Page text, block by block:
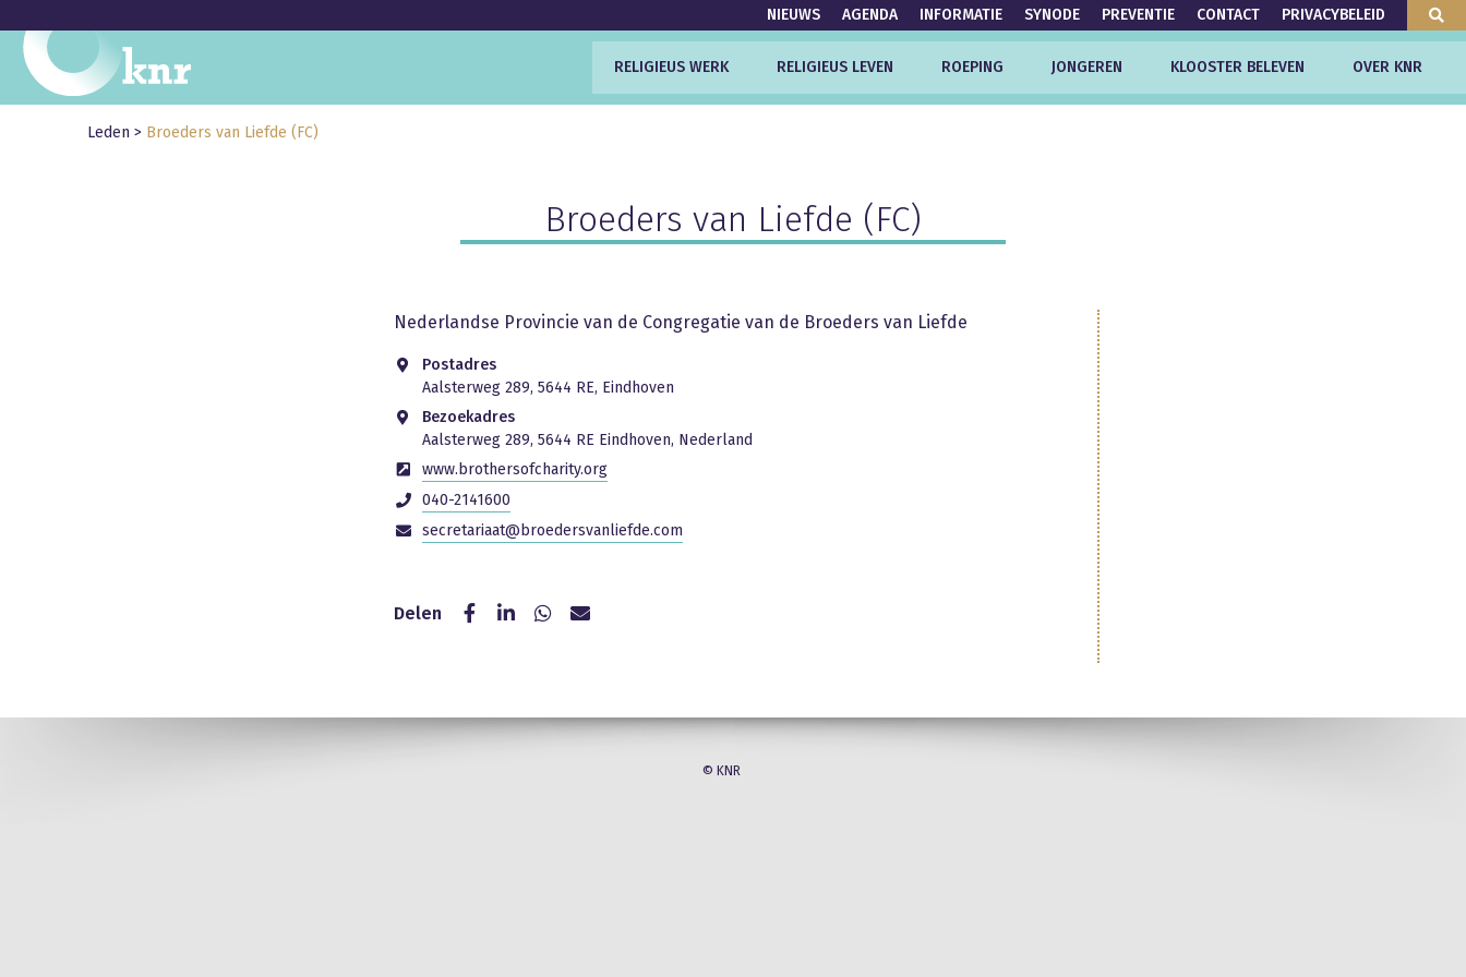
NIEUWS AGENDA INFORMATIE SYNODE PREVENTIE CONTACT PRIVACYBELEID
RELIGIEUS WERK RELIGIEUS LEVEN ROEPING JONGEREN KLOOSTER BELEVEN OVER KNR
Leden > Broeders van Liefde (FC)
Broeders van Liefde (FC)
Nederlandse Provincie van de Congregatie van de Broeders van Liefde
Postadres
Aalsterweg 289, 5644 RE, Eindhoven
Bezoekadres
Aalsterweg 289, 5644 RE Eindhoven, Nederland
www.brothersofcharity.org
040-2141600
secretariaat@broedersvanliefde.com
Delen
© KNR